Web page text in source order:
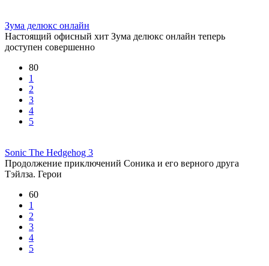
Зума делюкс онлайн
Настоящий офисный хит Зума делюкс онлайн теперь
доступен совершенно
80
1
2
3
4
5
Sonic The Hedgehog 3
Продолжение приключений Соника и его верного друга
Тэйлза. Герои
60
1
2
3
4
5